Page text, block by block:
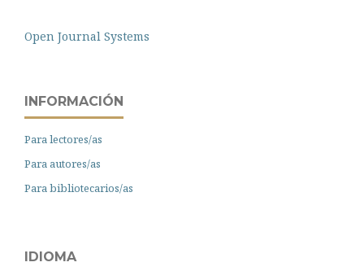
Open Journal Systems
INFORMACIÓN
Para lectores/as
Para autores/as
Para bibliotecarios/as
IDIOMA